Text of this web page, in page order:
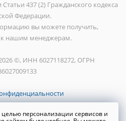
437 (2) Гражданского кодекса
Федерации.
вы можете получить,
нашим менеджерам.
©, ИНН 6027118272, ОГРН
персонализации сервисов и